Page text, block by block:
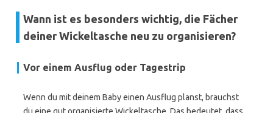
Wann ist es besonders wichtig, die Fächer
deiner Wickeltasche neu zu organisieren?
Vor einem Ausflug oder Tagestrip
Wenn du mit deinem Baby einen Ausflug planst, brauchst